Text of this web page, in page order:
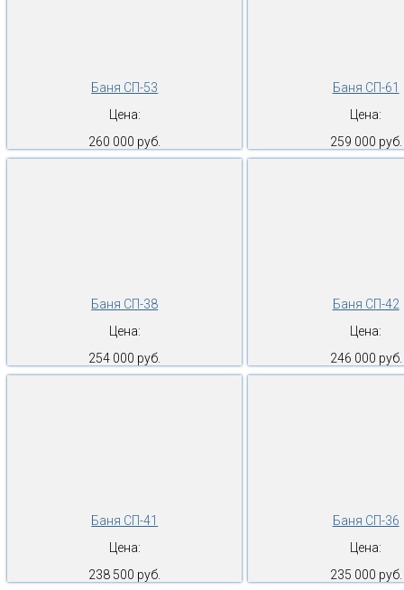
Баня СП-53
Цена:
260 000 руб.
Баня СП-61
Цена:
259 000 руб.
Баня СП-38
Цена:
254 000 руб.
Баня СП-42
Цена:
246 000 руб.
Баня СП-41
Цена:
238 500 руб.
Баня СП-36
Цена:
235 000 руб.